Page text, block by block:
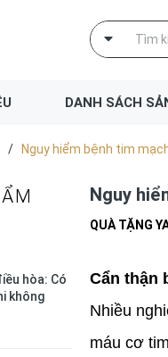
DANH SÁCH
/ Nguy hiểm bệnh tim
hòa: Có
không
Nguy
QUÀ TẶNG
Cẩn thận
Nhiều
máu cơ